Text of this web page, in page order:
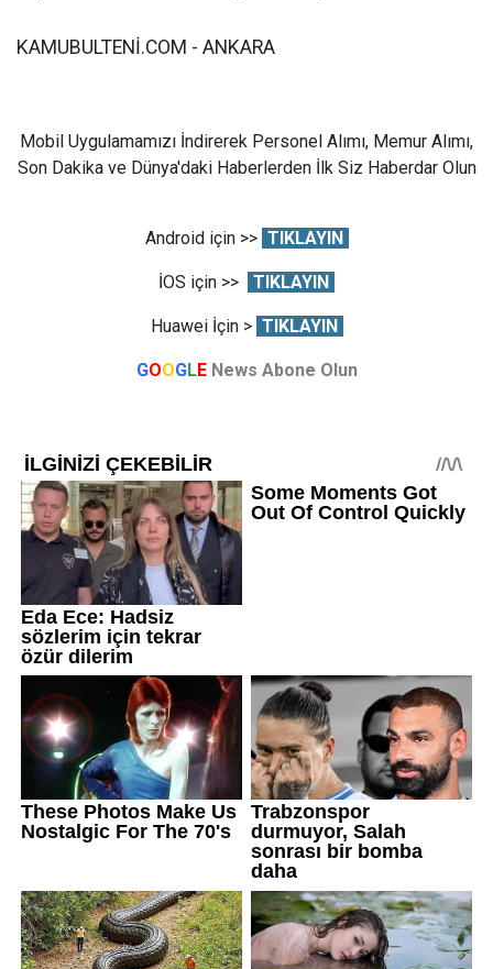
KAMUBULTENİ.COM - ANKARA
Mobil Uygulamamızı İndirerek Personel Alımı, Memur Alımı,
Son Dakika ve Dünya'daki Haberlerden İlk Siz Haberdar Olun
Android için >> TIKLAYIN
İOS için >> TIKLAYIN
Huawei İçin > TIKLAYIN
GOOGLE News Abone Olun